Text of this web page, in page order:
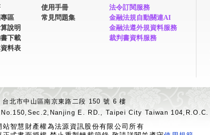
區
說明
下載
料表
使用手冊
常見問題集
法令訂閱服務
金融法規自動關連AI
金融法遵外規資料服務
裁判書資料服務
台北市中山區南京東路二段 150 號 6 樓
E. RD., Taipei City Taiwan 104,R.O.C.
站智慧財產權為法源資訊股份有限公司所有